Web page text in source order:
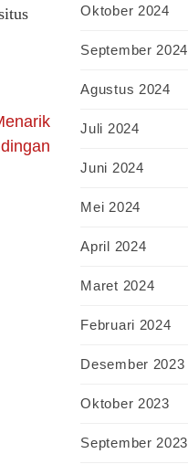
Oktober 2024
September 2024
Agustus 2024
Juli 2024
Juni 2024
Mei 2024
April 2024
Maret 2024
Februari 2024
Desember 2023
Oktober 2023
September 2023